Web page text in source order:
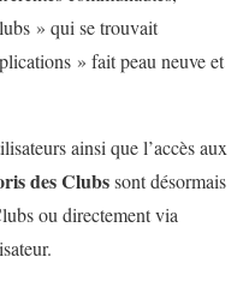
» qui se trouvait
» fait peau neuve et
ainsi que l’accès aux
des Clubssont désormais
ou directement via